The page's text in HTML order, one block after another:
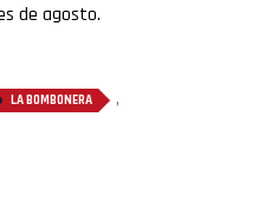
de agosto.
LA BOMBONERA ,